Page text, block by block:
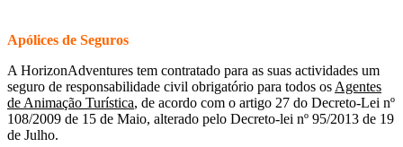
Apólices de Seguros
A HorizonAdventures tem contratado para as suas actividades um
seguro de responsabilidade civil obrigatório para todos os Agentes
de Animação Turística, de acordo com o artigo 27 do Decreto-Lei nº
108/2009 de 15 de Maio, alterado pelo Decreto-lei nº 95/2013 de 19
de Julho.